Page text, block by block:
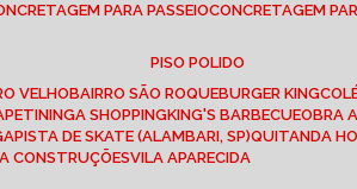
PARA PASSEIO CONCRETAGEM
PISO POLIDO
VELHO BAIRRO SÃO ROQUE BURGER KING
SHOPPING KING'S BARBECUE
PISTA DE SKATE (ALAMBARI, SP) QUITANDA
CONSTRUÇÕES VILA APARECIDA